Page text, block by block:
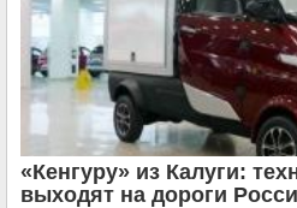
«Кенгуру» из Калуги:
выходят на дороги